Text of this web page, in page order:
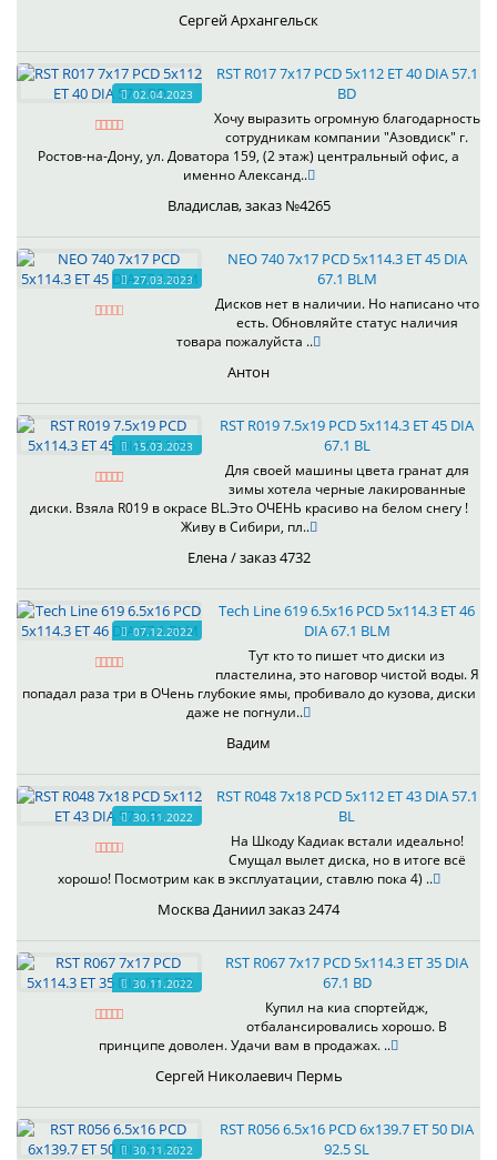
Сергей Архангельск
02.04.2023
RST R017 7x17 PCD 5x112 ET 40 DIA 57.1
BD
Хочу выразить огромную благодарность
сотрудникам компании "Азовдиск" г.
Ростов-на-Дону, ул. Доватора 159, (2 этаж) центральный офис, а
именно Александ..
Владислав, заказ №4265
27.03.2023
NEO 740 7x17 PCD 5x114.3 ET 45 DIA
67.1 BLM
Дисков нет в наличии. Но написано что
есть. Обновляйте статус наличия
товара пожалуйста ..
Антон
15.03.2023
RST R019 7.5x19 PCD 5x114.3 ET 45 DIA
67.1 BL
Для своей машины цвета гранат для
зимы хотела черные лакированные
диски. Взяла R019 в окрасе BL.Это ОЧЕНЬ красиво на белом снегу !
Живу в Сибири, пл..
Елена / заказ 4732
07.12.2022
Tech Line 619 6.5x16 PCD 5x114.3 ET 46
DIA 67.1 BLM
Тут кто то пишет что диски из
пластелина, это наговор чистой воды. Я
попадал раза три в ОЧень глубокие ямы, пробивало до кузова, диски
даже не погнули..
Вадим
30.11.2022
RST R048 7x18 PCD 5x112 ET 43 DIA 57.1
BL
На Шкоду Кадиак встали идеально!
Смущал вылет диска, но в итоге всё
хорошо! Посмотрим как в эксплуатации, ставлю пока 4) ..
Москва Даниил заказ 2474
30.11.2022
RST R067 7x17 PCD 5x114.3 ET 35 DIA
67.1 BD
Купил на киа спортейдж,
отбалансировались хорошо. В
принципе доволен. Удачи вам в продажах. ..
Сергей Николаевич Пермь
30.11.2022
RST R056 6.5x16 PCD 6x139.7 ET 50 DIA
92.5 SL